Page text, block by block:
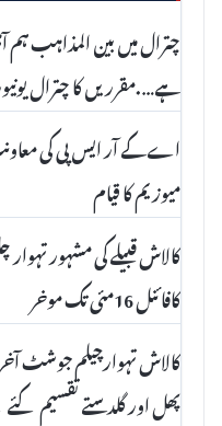
چترال میں بین المذاہب
ہے….مقرریں کا چترال
اے کے آر ایس پی کی
میوزیم کا قیام
کالاش قبیلے کی مشہور
کافائنل 16مئی تک موخر
کالاش تہوارچیلم جوشٹ
پھل اور گلدستے تقسیم